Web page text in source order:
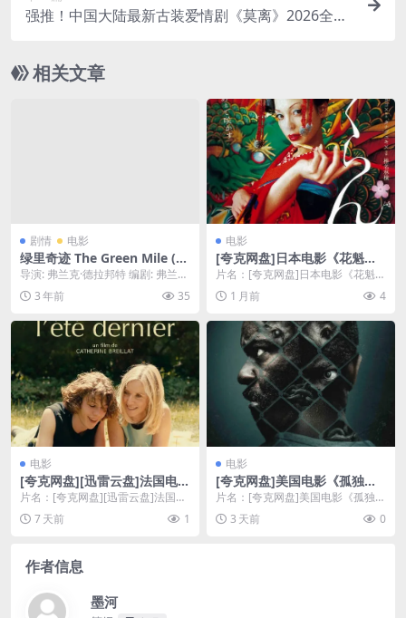
强推！中国大陆最新古装爱情剧《莫离》2026全集
相关文章
剧情 电影
绿里奇迹 The Green Mile (19
99)【汤姆·汉克斯 / 悬疑 / 犯
罪 / 奇幻】【豆瓣8.9】
导演: 弗兰克·德拉邦特 编剧: 弗兰克
·德拉邦特 主演: 汤姆·汉克斯 / 大...
3 年前 35
电影
[夸克网盘]日本电影《花魁》
（2007）剧情 / 历史 豆瓣8.1
片名：[夸克网盘]日本电影《花魁》
（2007）剧情 / 历史 豆瓣8.1 分
类：...1 月前 4
电影
[夸克网盘][迅雷云盘]法国电影
《去年夏天》（2023）剧
情 / 惊悚 豆瓣6.7
片名：[夸克网盘][迅雷云盘]法国电
影《去年夏天》（2023）剧情 / 惊
悚 豆...
7 天前 1
电影
[夸克网盘]美国电影《孤独监
禁》（2026）剧情 / 惊悚
片名：[夸克网盘]美国电影《孤独监
禁》（2026）剧情 / 惊悚 分类：电
影 又...
3 天前 0
作者信息
墨河